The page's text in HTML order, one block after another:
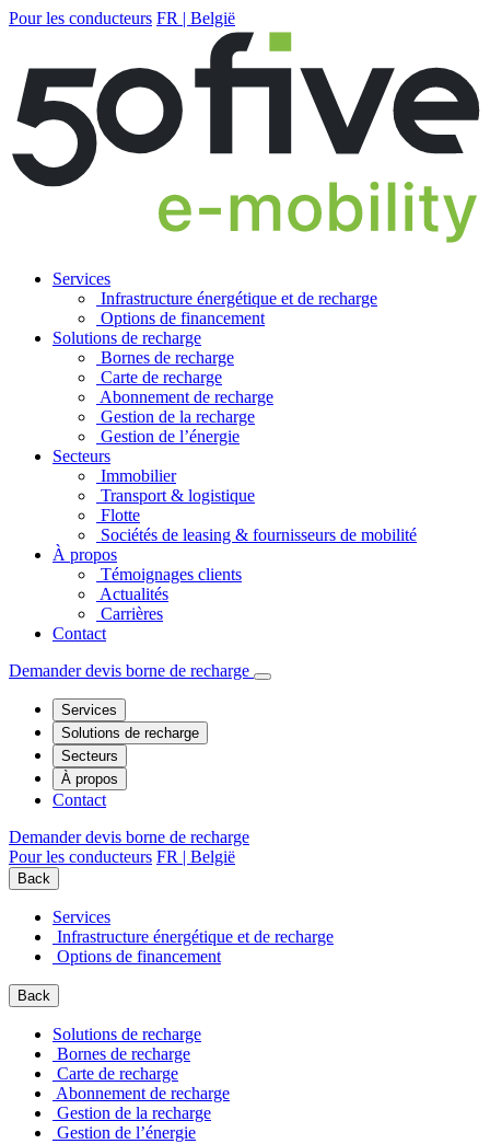
Pour les conducteurs FR | België
Services
Infrastructure énergétique et de recharge
Options de financement
Solutions de recharge
Bornes de recharge
Carte de recharge
Abonnement de recharge
Gestion de la recharge
Gestion de l’énergie
Secteurs
Immobilier
Transport & logistique
Flotte
Sociétés de leasing & fournisseurs de mobilité
À propos
Témoignages clients
Actualités
Carrières
Contact
Demander devis borne de recharge
Services
Solutions de recharge
Secteurs
À propos
Contact
Demander devis borne de recharge
Pour les conducteurs FR | België
Back
Services
Infrastructure énergétique et de recharge
Options de financement
Back
Solutions de recharge
Bornes de recharge
Carte de recharge
Abonnement de recharge
Gestion de la recharge
Gestion de l’énergie